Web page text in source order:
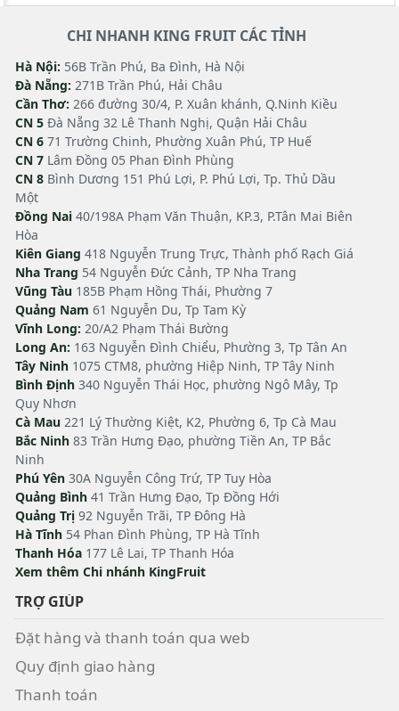
CHI NHANH KING FRUIT CÁC TỈNH
Hà Nội: 56B Trần Phú, Ba Đình, Hà Nội
Đà Nẵng: 271B Trần Phú, Hải Châu
Cần Thơ: 266 đường 30/4, P. Xuân khánh, Q.Ninh Kiều
CN 5 Đà Nẵng 32 Lê Thanh Nghị, Quận Hải Châu
CN 6 71 Trường Chinh, Phường Xuân Phú, TP Huế
CN 7 Lâm Đồng 05 Phan Đình Phùng
CN 8 Bình Dương 151 Phú Lợi, P. Phú Lợi, Tp. Thủ Dầu
Một
Đồng Nai 40/198A Phạm Văn Thuận, KP.3, P.Tân Mai Biên
Hòa
Kiên Giang 418 Nguyễn Trung Trực, Thành phố Rạch Giá
Nha Trang 54 Nguyễn Đức Cảnh, TP Nha Trang
Vũng Tàu 185B Phạm Hồng Thái, Phường 7
Quảng Nam 61 Nguyễn Du, Tp Tam Kỳ
Vĩnh Long: 20/A2 Phạm Thái Bường
Long An: 163 Nguyễn Đình Chiểu, Phường 3, Tp Tân An
Tây Ninh 1075 CTM8, phường Hiệp Ninh, TP Tây Ninh
Bình Định 340 Nguyễn Thái Học, phường Ngô Mây, Tp
Quy Nhơn
Cà Mau 221 Lý Thường Kiệt, K2, Phường 6, Tp Cà Mau
Bắc Ninh 83 Trần Hưng Đạo, phường Tiền An, TP Bắc
Ninh
Phú Yên 30A Nguyễn Công Trứ, TP Tuy Hòa
Quảng Bình 41 Trần Hưng Đạo, Tp Đồng Hới
Quảng Trị 92 Nguyễn Trãi, TP Đông Hà
Hà Tĩnh 54 Phan Đình Phùng, TP Hà Tĩnh
Thanh Hóa 177 Lê Lai, TP Thanh Hóa
Xem thêm Chi nhánh KingFruit
TRỢ GIÚP
Đặt hàng và thanh toán qua web
Quy định giao hàng
Thanh toán